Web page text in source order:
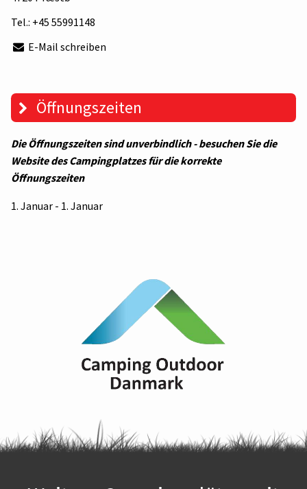
Tel.: +45 55991148
E-Mail schreiben
Öffnungszeiten
Die Öffnungszeiten sind unverbindlich - besuchen Sie die
Website des Campingplatzes für die korrekte
Öffnungszeiten
1. Januar - 1. Januar